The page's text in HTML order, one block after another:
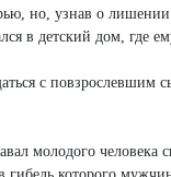
но, узнав о
в детский дом, где
с повзрослевшим
молодого